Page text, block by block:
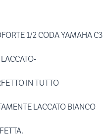
1/2 CODA YAMAHA C3
IN TUTTO
LACCATO BIANCO